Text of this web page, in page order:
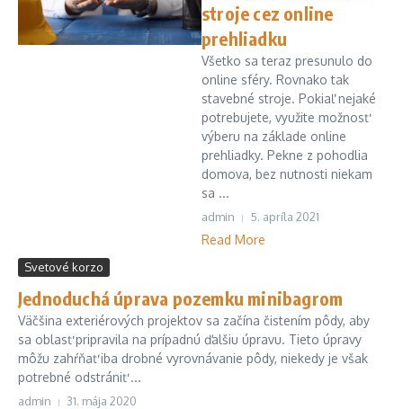
stroje cez online
prehliadku
Všetko sa teraz presunulo do
online sféry. Rovnako tak
stavebné stroje. Pokiaľ nejaké
potrebujete, využite možnosť
výberu na základe online
prehliadky. Pekne z pohodlia
domova, bez nutnosti niekam
sa ...
admin 5. apríla 2021
Read More
Svetové korzo
Jednoduchá úprava pozemku minibagrom
Väčšina exteriérových projektov sa začína čistením pôdy, aby
sa oblasť pripravila na prípadnú ďalšiu úpravu. Tieto úpravy
môžu zahŕňať iba drobné vyrovnávanie pôdy, niekedy je však
potrebné odstrániť ...
admin 31. mája 2020